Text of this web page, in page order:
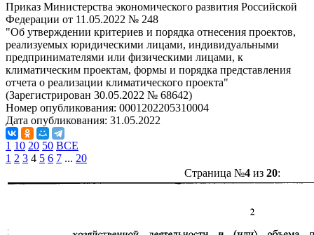
Приказ Министерства экономического развития Российской
Федерации от 11.05.2022 № 248
"Об утверждении критериев и порядка отнесения проектов,
реализуемых юридическими лицами, индивидуальными
предпринимателями или физическими лицами, к
климатическим проектам, формы и порядка представления
отчета о реализации климатического проекта"
(Зарегистрирован 30.05.2022 № 68642)
Номер опубликования: 0001202205310004
Дата опубликования: 31.05.2022
1 10 20 50 ВСЕ
1 2 3 4 5 6 7 ... 20
Страница №4из 20: